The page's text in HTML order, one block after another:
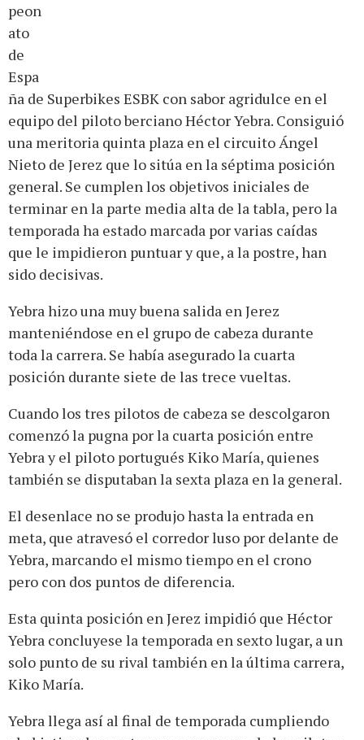
peon
ato
de
Espa
ña de Superbikes ESBK con sabor agridulce en el
equipo del piloto berciano Héctor Yebra. Consiguió
una meritoria quinta plaza en el circuito Ángel
Nieto de Jerez que lo sitúa en la séptima posición
general. Se cumplen los objetivos iniciales de
terminar en la parte media alta de la tabla, pero la
temporada ha estado marcada por varias caídas
que le impidieron puntuar y que, a la postre, han
sido decisivas.
Yebra hizo una muy buena salida en Jerez
manteniéndose en el grupo de cabeza durante
toda la carrera. Se había asegurado la cuarta
posición durante siete de las trece vueltas.
Cuando los tres pilotos de cabeza se descolgaron
comenzó la pugna por la cuarta posición entre
Yebra y el piloto portugués Kiko María, quienes
también se disputaban la sexta plaza en la general.
El desenlace no se produjo hasta la entrada en
meta, que atravesó el corredor luso por delante de
Yebra, marcando el mismo tiempo en el crono
pero con dos puntos de diferencia.
Esta quinta posición en Jerez impidió que Héctor
Yebra concluyese la temporada en sexto lugar, a un
solo punto de su rival también en la última carrera,
Kiko María.
Yebra llega así al final de temporada cumpliendo